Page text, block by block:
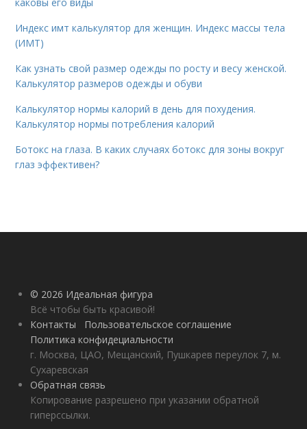
Индекс имт калькулятор для женщин. Индекс массы тела
(ИМТ)
Как узнать свой размер одежды по росту и весу женской.
Калькулятор размеров одежды и обуви
Калькулятор нормы калорий в день для похудения.
Калькулятор нормы потребления калорий
Ботокс на глаза. В каких случаях ботокс для зоны вокруг
глаз эффективен?
© 2026 Идеальная фигура
Всё чтобы быть красивой!
Контакты
Пользовательское соглашение
Политика конфидециальности
г. Москва, ЦАО, Мещанский, Пушкарев переулок 7, м.
Сухаревская
Обратная связь
Копирование разрешено при указании обратной
гиперссылки.